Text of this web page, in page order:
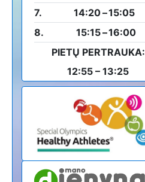
7.
14:20–15:05
8.
15:15–16:00
PIETŲ PERTRAUKA:
12:55 – 13:25